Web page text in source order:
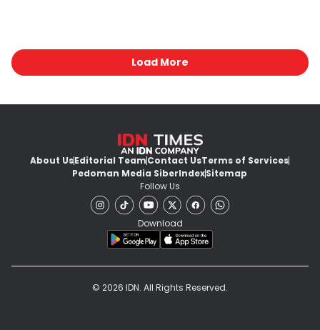
Load More
About UsEditorial TeamContact UsTerms of Services
Pedoman Media SiberIndexSitemap
Follow Us
Download
© 2026 IDN. All Rights Reserved.